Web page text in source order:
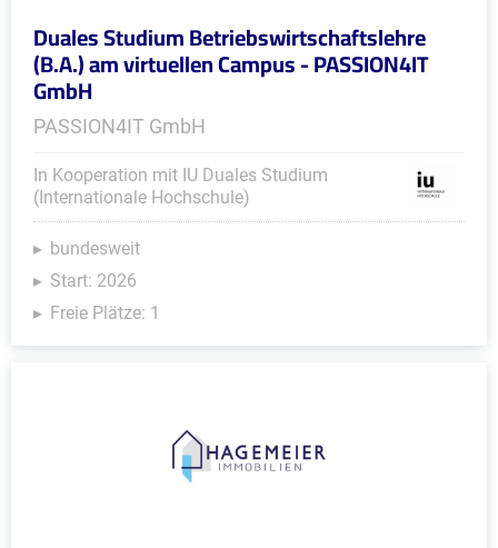
Duales Studium Betriebswirtschaftslehre
(B.A.) am virtuellen Campus - PASSION4IT
GmbH
PASSION4IT GmbH
In Kooperation mit IU Duales Studium
(Internationale Hochschule)
bundesweit
Start: 2026
Freie Plätze: 1